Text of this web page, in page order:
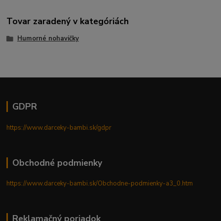
Tovar zaradený v kategóriách
Humorné nohavičky
GDPR
https://www.darceky-bambi.sk/gdpr
Obchodné podmienky
https://www.darceky-bambi.sk/Obchodne-podmienky-a3_0.htm